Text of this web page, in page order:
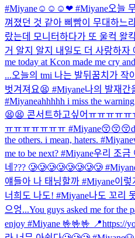
#Miyane☺☺☺❤ #Miyane오늘
껴졌던 것 같아 삐빰이 무대하느
랐는데 모니터하다가 또 울컥 왈
거 알지 알지 내일도 더 사랑하
me today at Kcon made me cry
...오늘의 tmi 나는 발뒤꿈치가 작
벗겨져요😫 #Miyane나의 발재
#Miyaneahhhhh i miss the
😫😫 콘서트하고싶어ㅠㅠㅠㅠ
ㅠㅠㅠㅠㅠㅠㅠ #Miyane😚😚😚
the others. i mean, haters. #Miyane
me to be next? #Miyane우리 조금
네??? 🥲🥲🥲🥲🥲🥲🥲🥲
얘들아 나 태닝할까 #Miyane이렇
너희도 나도! #Miyane나도 꼬리
으엉...You guys asked me for the
enjoy #Miyane 🤟🤟🤟 📍https://